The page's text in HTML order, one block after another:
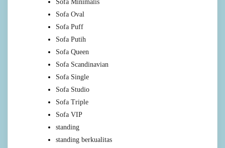
Sofa Minimalis
Sofa Oval
Sofa Puff
Sofa Putih
Sofa Queen
Sofa Scandinavian
Sofa Single
Sofa Studio
Sofa Triple
Sofa VIP
standing
standing berkualitas